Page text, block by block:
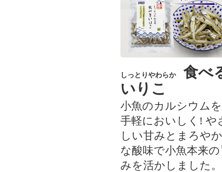
しっとりやわらか
食べ
いりこ
小魚のカルシウムを
手軽においしく! や
しい甘みとまろやか
な酸味で小魚本来
みを活かしました。